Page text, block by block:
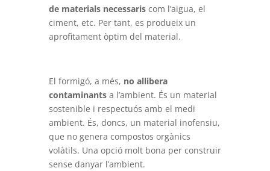
de materials necessariscom l’aigua, el
ciment, etc. Per tant, es produeix un
aprofitament òptim del material.
El formigó, a més, no allibera
contaminantsa l’ambient. És un material
sostenible i respectuós amb el medi
ambient. És, doncs, un material inofensiu,
que no genera compostos orgànics
volàtils. Una opció molt bona per construir
sense danyar l’ambient.